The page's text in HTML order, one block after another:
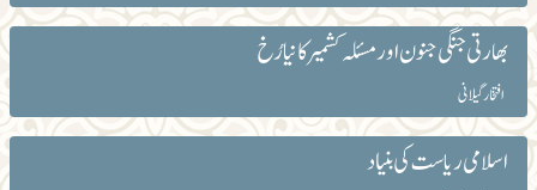
بھارتی جنگی جنون اور مسئلہ کشمیر کا نیا رُخ
افتخار گیلانی
اسلامی ریاست کی بنیاد